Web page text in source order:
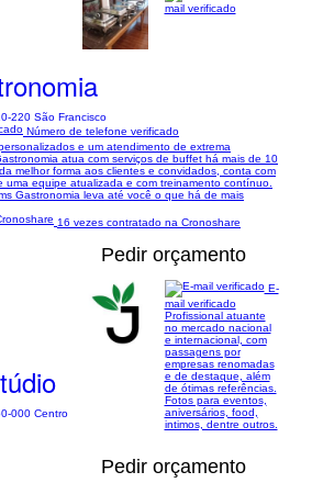
220 São Francisco
mail verificado
Número de telefone verificado
e um atendimento de extrema
atua com serviços de buffet há mais de 10
melhor forma aos clientes e convidados, conta com
equipe atualizada e com treinamento contínuo.
Gastronomia leva até você o que há de mais
16 vezes contratado na Cronoshare
Pedir orçamento
000 Centro
E-
mail verificado
Profissional atuante
no mercado nacional
e internacional, com
passagens por
empresas renomadas
e de destaque, além
de ótimas referências.
Fotos para eventos,
aniversários, food,
intimos, dentre outros.
Pedir orçamento